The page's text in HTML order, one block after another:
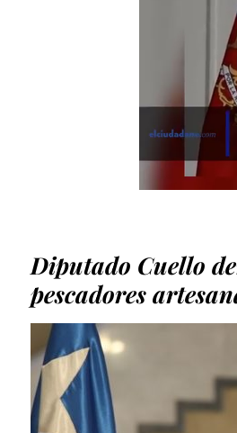
Diputado Cuello
pescadores